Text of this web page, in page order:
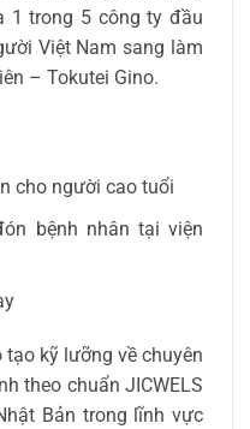
1 trong 5 công ty đầu
Việt Nam sang làm
– Tokutei Gino.
cho người cao tuổi
bệnh nhân tại viện
kỹ lưỡng về chuyên
theo chuẩn JICWELS
Bản trong lĩnh vực